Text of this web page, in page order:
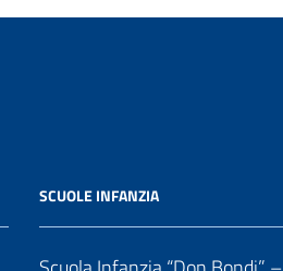
SCUOLE INFANZIA